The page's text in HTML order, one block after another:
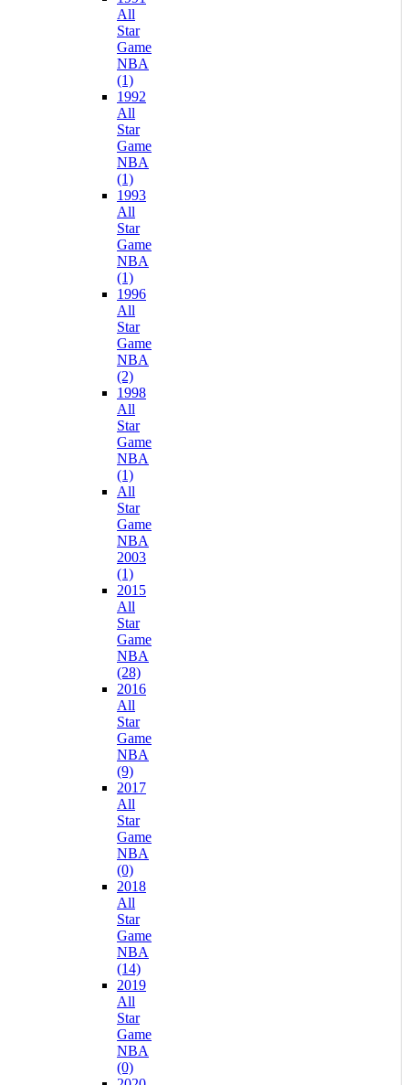
All
Star
Game
NBA
(1)
1992
All
Star
Game
NBA
(1)
1993
All
Star
Game
NBA
(1)
1996
All
Star
Game
NBA
(2)
1998
All
Star
Game
NBA
(1)
All
Star
Game
NBA
2003
(1)
2015
All
Star
Game
NBA
(28)
2016
All
Star
Game
NBA
(9)
2017
All
Star
Game
NBA
(0)
2018
All
Star
Game
NBA
(14)
2019
All
Star
Game
NBA
(0)